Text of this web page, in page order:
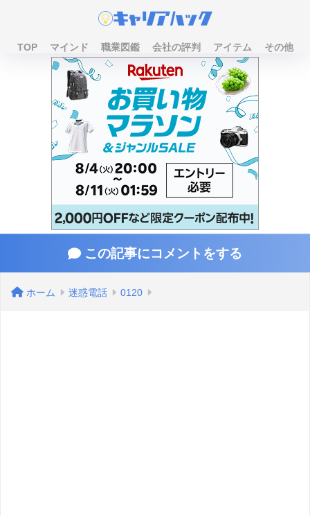
TOP マインド 職業図鑑 会社の評判 アイテム その他
この記事にコメントをする
ホーム 迷惑電話 0120